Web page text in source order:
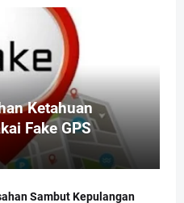
Ketahuan
Fake GPS
Sambut Kepulangan